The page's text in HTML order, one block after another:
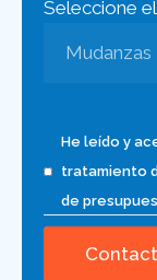
Seleccione
He leído y
tratamiento
de